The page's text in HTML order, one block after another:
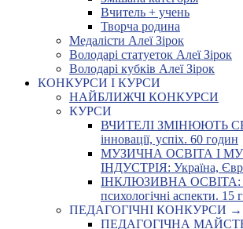
Вчитель + учень
Творча родина
Медалісти Алеї Зірок
Володарі статуеток Алеї Зірок
Володарі кубків Алеї Зірок
КОНКУРСИ І КУРСИ
НАЙБЛИЖЧІ КОНКУРСИ
КУРСИ
ВЧИТЕЛІ ЗМІНЮЮТЬ
інновації, успіх. 60 годин
МУЗИЧНА ОСВІТА І
ІНДУСТРІЯ: Україна,
ІНКЛЮЗИВНА ОСВІТА:
психологічні аспекти. 15
ПЕДАГОГІЧНІ КОНКУРСИ →
ПЕДАГОГІЧНА